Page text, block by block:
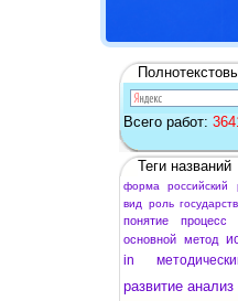
Всего работ:
Теги названий
форма российский
вид
роль
понятие
процесс
основной метод
in
развитие анализ